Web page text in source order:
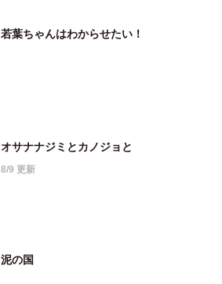
若葉ちゃんはわからせたい！
オサナナジミとカノジョと
8/9 更新
泥の国